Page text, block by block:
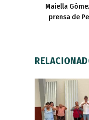
Maiella
prensa de